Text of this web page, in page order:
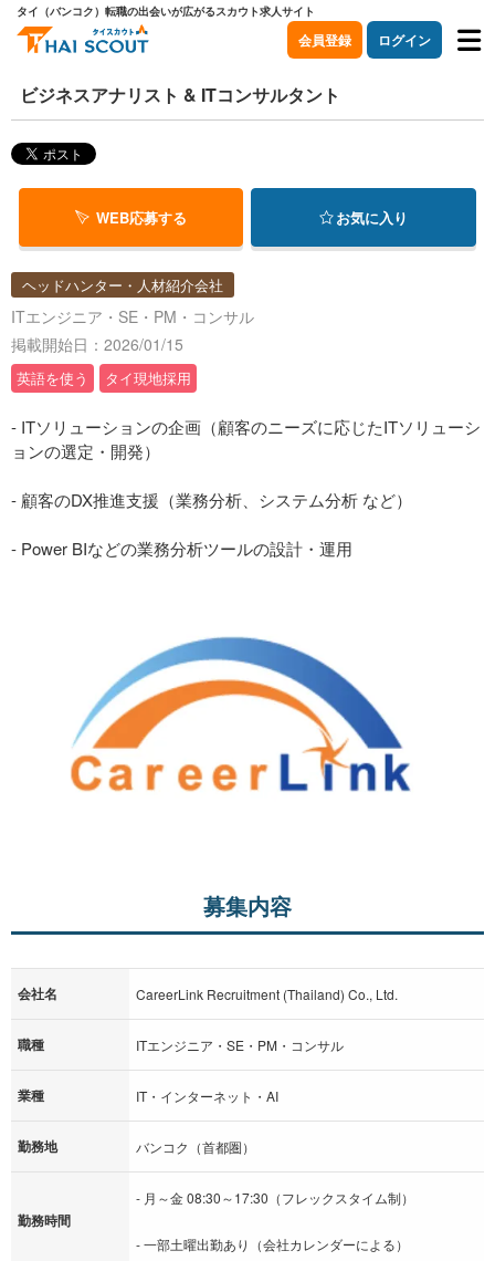
タイ（バンコク）転職の出会いが広がるスカウト求人サイト
会員登録 ログイン
ビジネスアナリスト & ITコンサルタント
WEB応募する お気に入り
ヘッドハンター・人材紹介会社
ITエンジニア・SE・PM・コンサル
掲載開始日：2026/01/15
英語を使う タイ現地採用
- ITソリューションの企画（顧客のニーズに応じたITソリューシ
ョンの選定・開発）
- 顧客のDX推進支援（業務分析、システム分析 など）
- Power BIなどの業務分析ツールの設計・運用
募集内容
会社名 CareerLink Recruitment (Thailand) Co., Ltd.
職種 ITエンジニア・SE・PM・コンサル
業種 IT・インターネット・AI
勤務地 バンコク（首都圏）
勤務時間
- 月～金 08:30～17:30（フレックスタイム制）
- 一部土曜出勤あり（会社カレンダーによる）